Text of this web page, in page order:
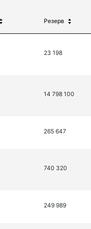
Резерв
23 198
14 798 100
265 647
740 320
249 989